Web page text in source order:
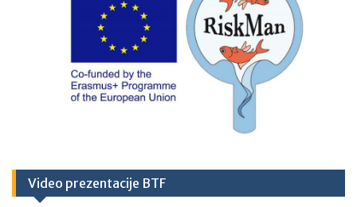
Video prezentacije BTF